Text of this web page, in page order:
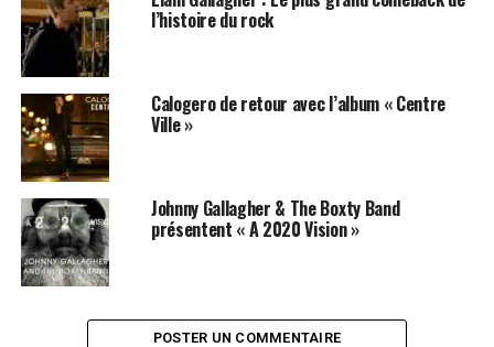
l’histoire du rock
Calogero de retour avec l’album « Centre
Ville »
Johnny Gallagher & The Boxty Band
présentent « A 2020 Vision »
POSTER UN COMMENTAIRE